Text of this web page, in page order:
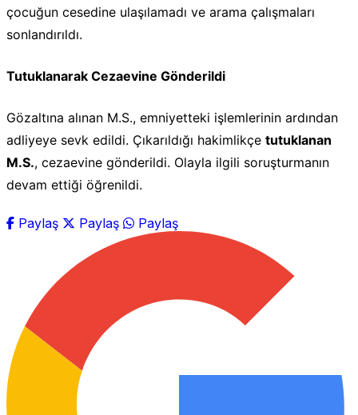
çocuğun cesedine ulaşılamadı ve arama çalışmaları
sonlandırıldı.
Tutuklanarak Cezaevine Gönderildi
Gözaltına alınan M.S., emniyetteki işlemlerinin ardından
adliyeye sevk edildi. Çıkarıldığı hakimlikçe tutuklanan
M.S., cezaevine gönderildi. Olayla ilgili soruşturmanın
devam ettiği öğrenildi.
Paylaş Paylaş Paylaş